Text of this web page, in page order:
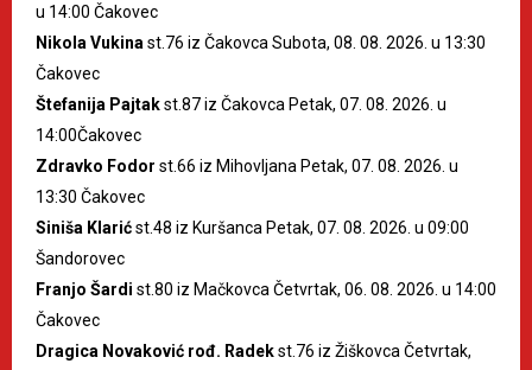
u 14:00 Čakovec
Nikola Vukina st.76 iz Čakovca Subota, 08. 08. 2026. u 13:30
Čakovec
Štefanija Pajtakst.87 iz Čakovca Petak, 07. 08. 2026. u
14:00Čakovec
Zdravko Fodor st.66 iz Mihovljana Petak, 07. 08. 2026. u
13:30 Čakovec
Siniša Klarićst.48 iz Kuršanca Petak, 07. 08. 2026. u 09:00
Šandorovec
Franjo Šardi st.80 iz Mačkovca Četvrtak, 06. 08. 2026. u 14:00
Čakovec
Dragica Novaković rođ. Radekst.76 iz Žiškovca Četvrtak,